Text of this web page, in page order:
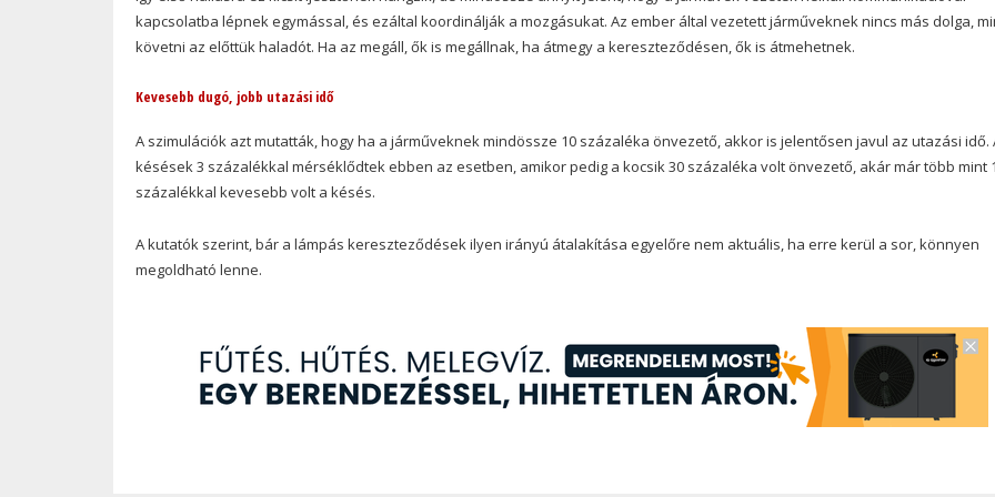
kapcsolatba lépnek egymással, és ezáltal koordinálják a mozgásukat. Az ember által vezetett járműveknek nincs más dolga,
követni az előttük haladót. Ha az megáll, ők is megállnak, ha átmegy a kereszteződésen, ők is átmehetnek.
Kevesebb dugó, jobb utazási idő
A szimulációk azt mutatták, hogy ha a járműveknek mindössze 10 százaléka önvezető, akkor is jelentősen javul az utazási idő.
késések 3 százalékkal mérséklődtek ebben az esetben, amikor pedig a kocsik 30 százaléka volt önvezető, akár már több mint
százalékkal kevesebb volt a késés.
A kutatók szerint, bár a lámpás kereszteződések ilyen irányú átalakítása egyelőre nem aktuális, ha erre kerül a sor, könnyen
megoldható lenne.